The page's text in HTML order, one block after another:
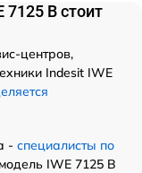
B стоит
центров,
Indesit IWE
- специалисты по
IWE 7125 B